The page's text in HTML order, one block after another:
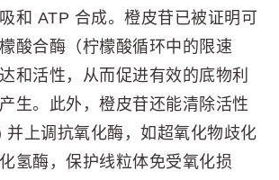
和 ATP 合成。橙皮苷已被证明可
酸合酶（柠檬酸循环中的限速
和活性，从而促进有效的底物利
生。此外，橙皮苷还能清除活性
并上调抗氧化酶，如超氧化物歧化
氢酶，保护线粒体免受氧化损